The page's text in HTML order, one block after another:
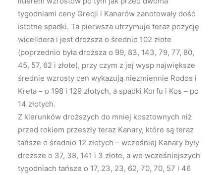
tygodniami ceny Grecji i Kanarów zanotowały dość
istotne spadki. Ta pierwsza utrzymuje teraz pozycję
wicelidera i jest droższa o średnio 102 złote
(poprzednio była droższa o 99, 83, 143, 79, 77, 80,
45, 57, 62 i złote), przy czym z jej wysp największe
średnie wzrosty cen wykazują niezmiennie Rodos i
Kreta – o 198 i 129 złotych, a spadki Korfu i Kos – po
14 złotych.
Z kierunków droższych do mniej kosztownych niż
przed rokiem przeszły teraz Kanary, które są teraz
tańsze o średnio 12 złotych – wcześniej Kanary były
droższe o 37, 38, 141 i 3 złote, a we wcześniejszych
tygodniach tańsze o 17, 23, 23, 62, 70, 70, 57 i 46